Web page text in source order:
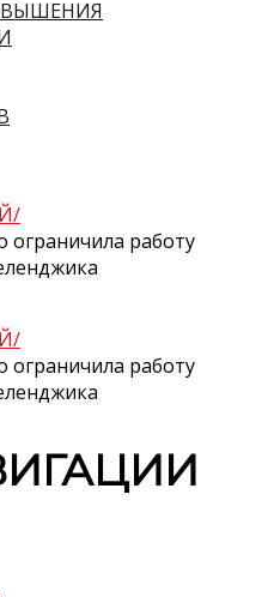
ограничила работу
ограничила работу